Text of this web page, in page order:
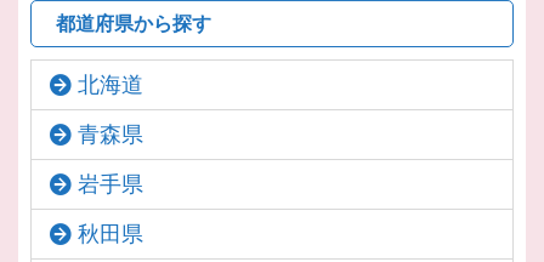
都道府県から探す
北海道
青森県
岩手県
秋田県